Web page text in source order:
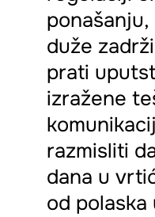
duže
prati
izražene
razmisliti
dana u
od